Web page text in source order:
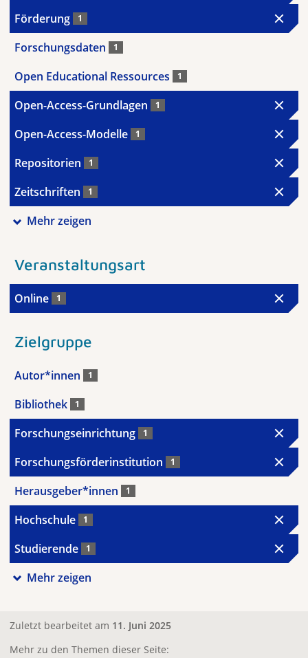
Förderung 1
Forschungsdaten 1
Open Educational Ressources 1
Open-Access-Grundlagen 1
Open-Access-Modelle 1
Repositorien 1
Zeitschriften 1
Mehr zeigen
Veranstaltungsart
Online 1
Zielgruppe
Autor*innen 1
Bibliothek 1
Forschungseinrichtung 1
Forschungsförderinstitution 1
Herausgeber*innen 1
Hochschule 1
Studierende 1
Mehr zeigen
Zuletzt bearbeitet am 11. Juni 2025
Mehr zu den Themen dieser Seite: